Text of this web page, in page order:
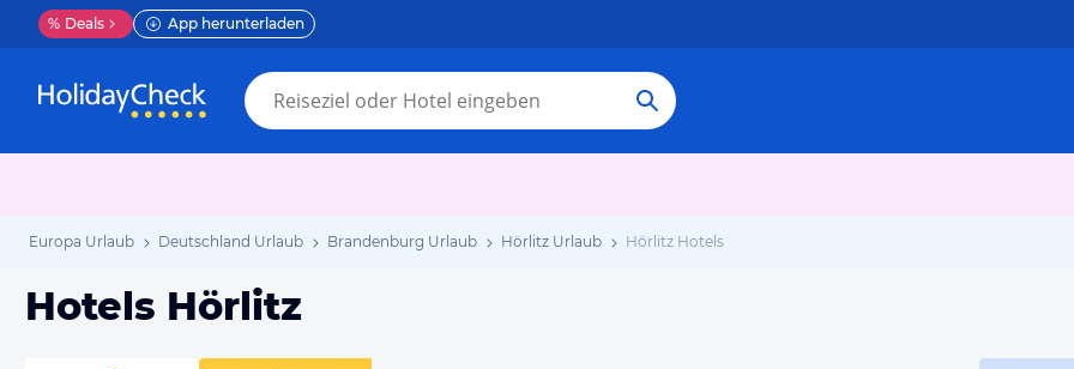
% Deals App herunterladen
Europa Urlaub Deutschland Urlaub Brandenburg Urlaub Hörlitz Urlaub Hörlitz Hotels
Hotels Hörlitz